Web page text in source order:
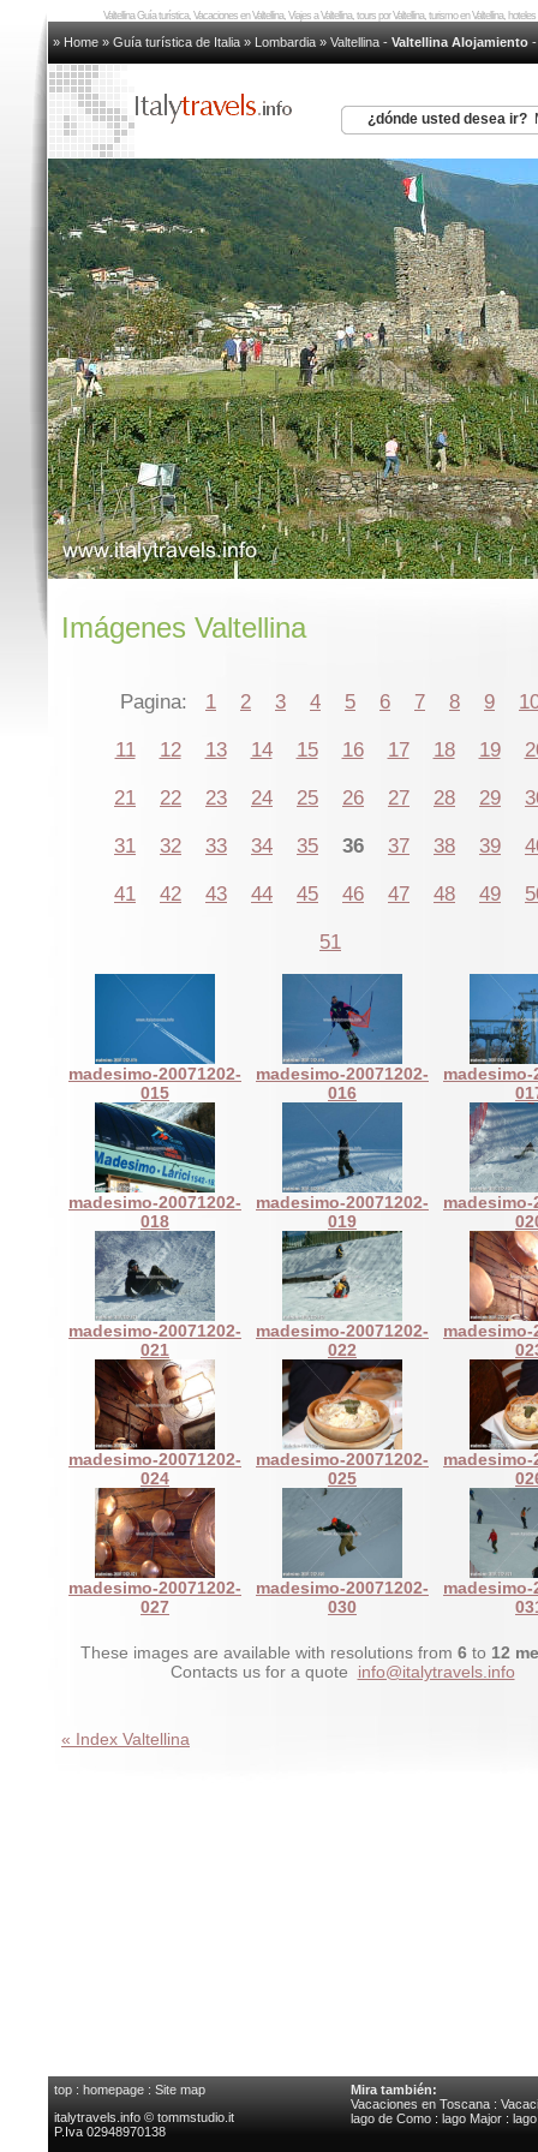
Valtellina Guía turística, Vacaciones en Valtellina, Viajes a Valtellina, tours por Valtellina, turismo en Valtellina,
» Home » Guía turística de Italia » Lombardia » Valtellina - Valtellina Alojamiento
¿dónde usted desea ir?
Imágenes Valtellina
Pagina: 1 2 3 4 5 6 7 8 9
11 12 13 14 15 16 17 18 19
21 22 23 24 25 26 27 28 29
31 32 33 34 35 36 37 38 39
41 42 43 44 45 46 47 48 49
51
madesimo-20071202-
015
madesimo-20071202-
016
madesimo-
madesimo-20071202-
018
madesimo-20071202-
019
madesimo-
madesimo-20071202-
021
madesimo-20071202-
022
madesimo-
madesimo-20071202-
024
madesimo-20071202-
025
madesimo-
madesimo-20071202-
027
madesimo-20071202-
030
madesimo-
These images are available with resolutions from 6 to 12
Contacts us for a quote info@italytravels.info
« Index Valtellina
top : homepage : Site map
italytravels.info © tommstudio.it
P.Iva 02948970138
Mira también:
Vacaciones en Toscana :
lago de Como : lago Major :